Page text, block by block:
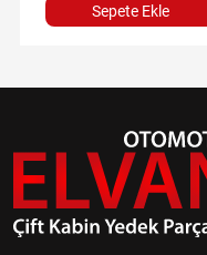
Sepete Ekle